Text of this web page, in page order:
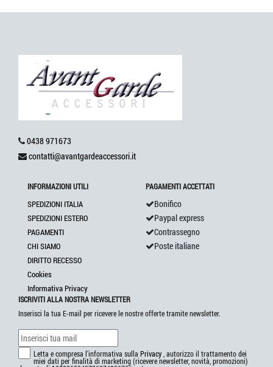
0438 971673
contatti@avantgardeaccessori.it
INFORMAZIONI UTILI
SPEDIZIONI ITALIA
SPEDIZIONI ESTERO
PAGAMENTI
CHI SIAMO
DIRITTO RECESSO
Cookies
Informativa Privacy
PAGAMENTI ACCETTATI
Bonifico
Paypal express
Contrassegno
Poste italiane
ISCRIVITI ALLA NOSTRA NEWSLETTER
Inserisci la tua E-mail per ricevere le nostre offerte tramite newsletter.
Letta e compresa l'informativa sulla Privacy , autorizzo il trattamento dei
miei dati per finalità di marketing (ricevere newsletter, novità, promozioni)